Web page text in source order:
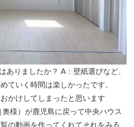
ありましたか？ A：壁紙選びなど、
ていく時間は楽しかったです。
かけしてしまったと思います
様）が鹿児島に戻って中央ハウス
の動画を作ってくれてそれをみる